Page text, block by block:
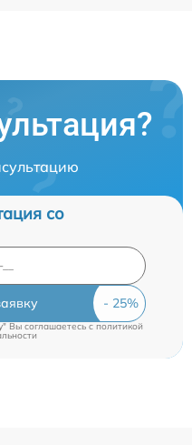
со
Вы соглашаетесь cполитикой